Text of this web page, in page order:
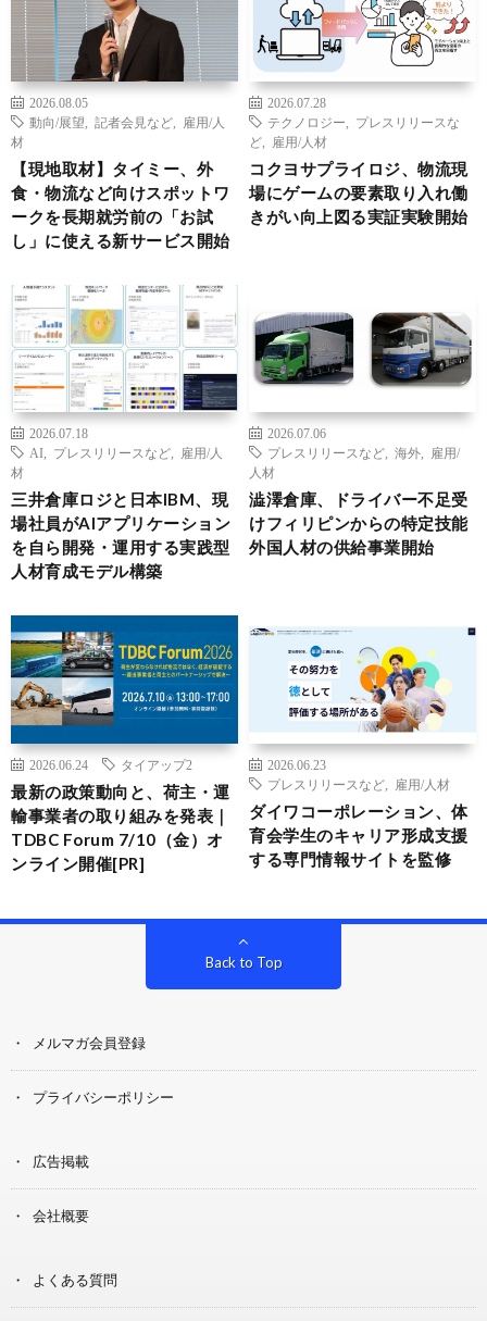
2026.08.05
動向/展望
記者会見など
雇用/人
材
【現地取材】タイミー、外
食・物流など向けスポットワ
ークを長期就労前の「お試
し」に使える新サービス開始
2026.07.28
テクノロジー
プレスリリースな
ど
雇用/人材
コクヨサプライロジ、物流現
場にゲームの要素取り入れ働
きがい向上図る実証実験開始
2026.07.18
AI
プレスリリースなど
雇用/人
材
三井倉庫ロジと日本IBM、現
場社員がAIアプリケーション
を自ら開発・運用する実践型
人材育成モデル構築
2026.07.06
プレスリリースなど
海外
雇用/
人材
澁澤倉庫、ドライバー不足受
けフィリピンからの特定技能
外国人材の供給事業開始
2026.06.24 タイアップ2
最新の政策動向と、荷主・運
輸事業者の取り組みを発表｜
TDBC Forum 7/10（金）オ
ンライン開催[PR]
2026.06.23
プレスリリースなど
雇用/人材
ダイワコーポレーション、体
育会学生のキャリア形成支援
する専門情報サイトを監修
Back to Top
メルマガ会員登録
プライバシーポリシー
広告掲載
会社概要
よくある質問